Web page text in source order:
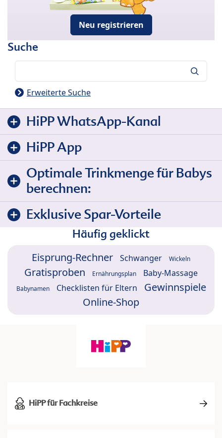
Neu registrieren
Suche
Erweiterte Suche
HiPP WhatsApp-Kanal
HiPP App
Optimale Trinkmenge für Babys
berechnen:
Exklusive Spar-Vorteile
Häufig geklickt
Eisprung-Rechner Schwanger Wickeln
Gratisproben Ernährungsplan Baby-Massage
Babynamen Checklisten für Eltern
Gewinnspiele
Online-Shop
HiPP für Fachkreise